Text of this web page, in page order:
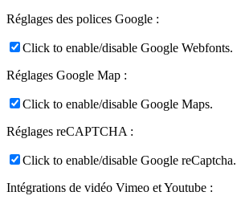
Réglages des polices Google :
Click to enable/disable Google Webfonts.
Réglages Google Map :
Click to enable/disable Google Maps.
Réglages reCAPTCHA :
Click to enable/disable Google reCaptcha.
Intégrations de vidéo Vimeo et Youtube :